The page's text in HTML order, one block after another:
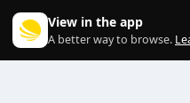
View in the app
A better way to browse.